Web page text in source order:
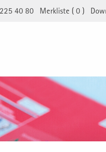
Merkliste (0 )
40 80